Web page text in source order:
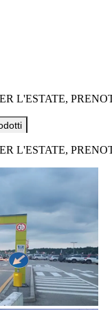
L'ESTATE,
L'ESTATE,